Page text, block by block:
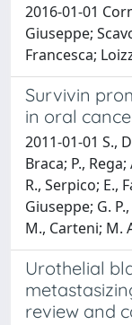
2016-01-01
Giuseppe;
Francesca;
Survivin
in oral
2011-01-01 S.,
Braca; P.,
R., Serpico; E.,
Giuseppe; G.
M., Carteni; M.
Urothelial
review and